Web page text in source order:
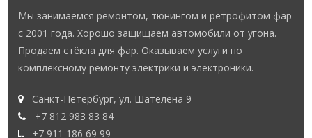
Мы занимаемся ремонтом, тюнингом и ретрофитом фар
с 2001 года. Хорошо защищаем автомобили от угона.
Продаем стёкла для фар. Оказываем услуги по
комплексному ремонту электрики и электроники.
Санкт-Петербург, ул. Шателена 9
+7 812 983 83 84
+7 911 186 69 99